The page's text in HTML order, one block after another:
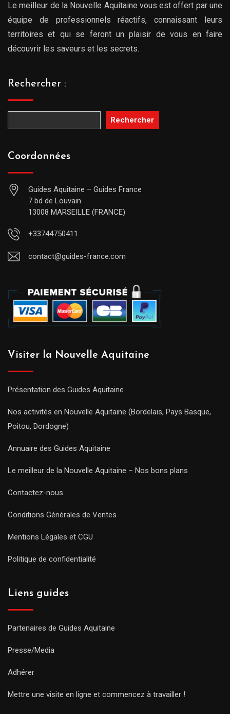
Le meilleur de la Nouvelle Aquitaine vous est offert par une
équipe de professionnels réactifs, connaissant leurs
territoires et qui se feront un plaisir de vous en faire
découvrir les saveurs et les secrets.
Rechercher :
Rechercher
Coordonnées
Guides Aquitaine – Guides France
7 bd de Louvain
13008 MARSEILLE (FRANCE)
+33744750411
contact@guides-france.com
Visiter la Nouvelle Aquitaine
Présentation des Guides Aquitaine
Nos activités en Nouvelle Aquitaine (Bordelais, Pays Basque,
Poitou, Dordogne)
Annuaire des Guides Aquitaine
Le meilleur de la Nouvelle Aquitaine – Nos bons plans
Contactez-nous
Conditions Générales de Ventes
Mentions Légales et CGU
Politique de confidentialité
Liens guides
Partenaires de Guides Aquitaine
Presse/Media
Adhérer
Mettre une visite en ligne et commencez à travailler !